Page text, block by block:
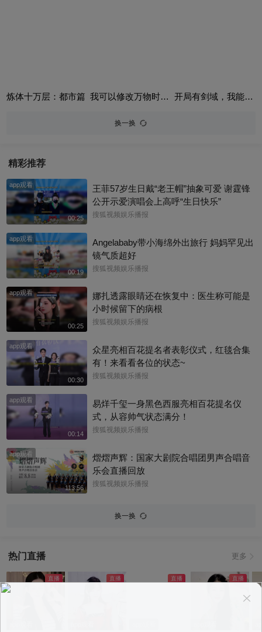
炼体十万层：都市篇 我可以修改万物时间线 开局有剑域，我能苟成剑神
换一换
精彩推荐
app观看
00:25
王菲57岁生日戴“老王帽”抽象可爱 谢霆锋
公开示爱演唱会上高呼“生日快乐”
搜狐视频娱乐播报
app观看
00:19
Angelababy带小海绵外出旅行 妈妈罕见出
镜气质超好
搜狐视频娱乐播报
app观看
00:25
娜扎透露眼睛还在恢复中：医生称可能是
小时候留下的病根
搜狐视频娱乐播报
app观看
00:30
众星亮相百花提名者表彰仪式，红毯合集
有！来看看各位的状态~
搜狐视频娱乐播报
app观看
00:14
易烊千玺一身黑色西服亮相百花提名仪
式，从容帅气状态满分！
搜狐视频娱乐播报
app观看
113:56
熠熠声辉：国家大剧院合唱团男声合唱音
乐会直播回放
搜狐视频娱乐播报
换一换
热门直播 更多